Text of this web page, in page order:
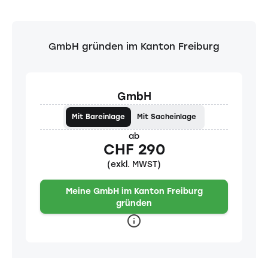
GmbH gründen im Kanton Freiburg
GmbH
Mit Bareinlage Mit Sacheinlage
ab
CHF 290
(exkl. MWST)
Meine GmbH im Kanton Freiburg
gründen